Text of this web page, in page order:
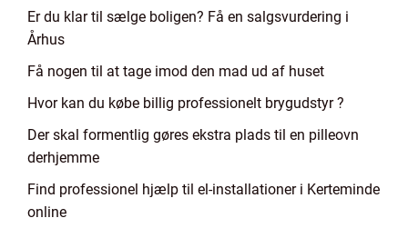
Er du klar til sælge boligen? Få en salgsvurdering i
Århus
Få nogen til at tage imod den mad ud af huset
Hvor kan du købe billig professionelt brygudstyr ?
Der skal formentlig gøres ekstra plads til en pilleovn
derhjemme
Find professionel hjælp til el-installationer i Kerteminde
online